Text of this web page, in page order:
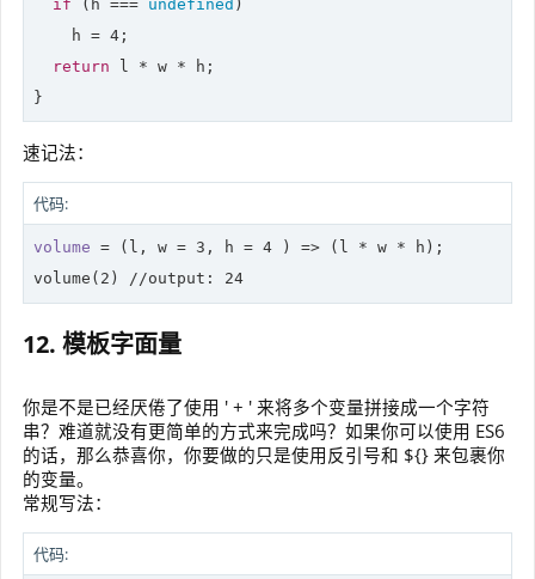
if (h === undefined )
    h =
4 ;
return l * w * h;
}
速记法：
代码:
volume = (l, w = 3 , h = 4 ) => (l * w * h);
volume( 2 ) //output: 24
12. 模板字面量
你是不是已经厌倦了使用 ' + ' 来将多个变量拼接成一个字符
串？难道就没有更简单的方式来完成吗？如果你可以使用 ES6
的话，那么恭喜你，你要做的只是使用反引号和 ${} 来包裹你
的变量。
常规写法：
代码: